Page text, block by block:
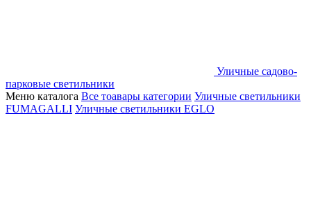
Уличные садово-
парковые светильники
Меню каталога Все тоавары категории Уличные светильники
FUMAGALLI Уличные светильники EGLO